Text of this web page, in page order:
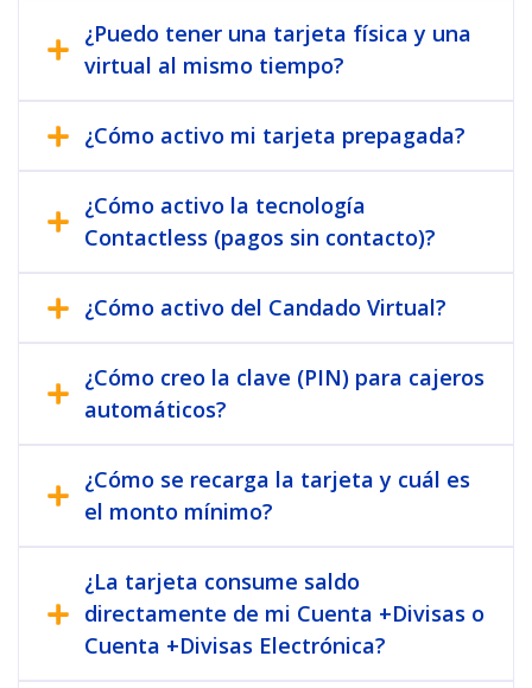
¿Puedo tener una tarjeta física y una
virtual al mismo tiempo?
¿Cómo activo mi tarjeta prepagada?
¿Cómo activo la tecnología
Contactless (pagos sin contacto)?
¿Cómo activo del Candado Virtual?
¿Cómo creo la clave (PIN) para cajeros
automáticos?
¿Cómo se recarga la tarjeta y cuál es
el monto mínimo?
¿La tarjeta consume saldo
directamente de mi Cuenta +Divisas o
Cuenta +Divisas Electrónica?